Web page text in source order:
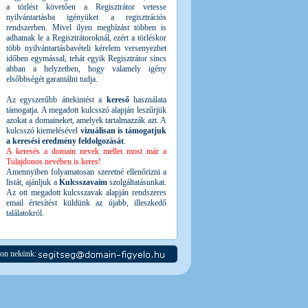
a törlést követően a Regisztrátor vetesse
nyilvántartásba igényüket a regisztrációs
rendszerben. Mivel ilyen megbízást többen is
adhatnak le a Regisztrátoroknál, ezért a törléskor
több nyilvántartásbavételi kérelem versenyezhet
időben egymással, tehát egyik Regisztrátor sincs
abban a helyzetben, hogy valamely igény
elsőbbségét garantálni tudja.
Az egyszerűbb áttekintést a keresőhasználata
támogatja. A megadott kulcsszó alapján leszűrjük
azokat a domaineket, amelyek tartalmazzák azt. A
kulcsszó kiemelésével vizuálisan is támogatjuk
a keresési eredmény feldolgozását.
A keresés a domain nevek mellet most már a
Tulajdonos nevében is keres!
Amennyiben folyamatosan szeretné ellenőrizni a
listát, ajánljuk a Kulcsszavaimszolgáltatásunkat.
Az ott megadott kulcsszavak alapján rendszeres
email értesítést küldünk az újabb, illeszkedő
találatokról.
nekünk: